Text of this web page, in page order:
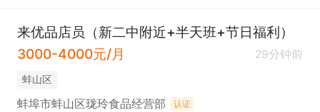
来优品店员（新二中附近+半天班+节日福利）
3000-4000元/月
29分钟前
蚌山区
蚌埠市蚌山区珑玲食品经营部 认证